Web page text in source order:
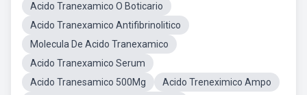
Acido Tranexamico O Boticario
Acido Tranexamico Antifibrinolitico
Molecula De Acido Tranexamico
Acido Tranexamico Serum
Acido Tranesamico 500Mg
Acido Treneximico Ampo